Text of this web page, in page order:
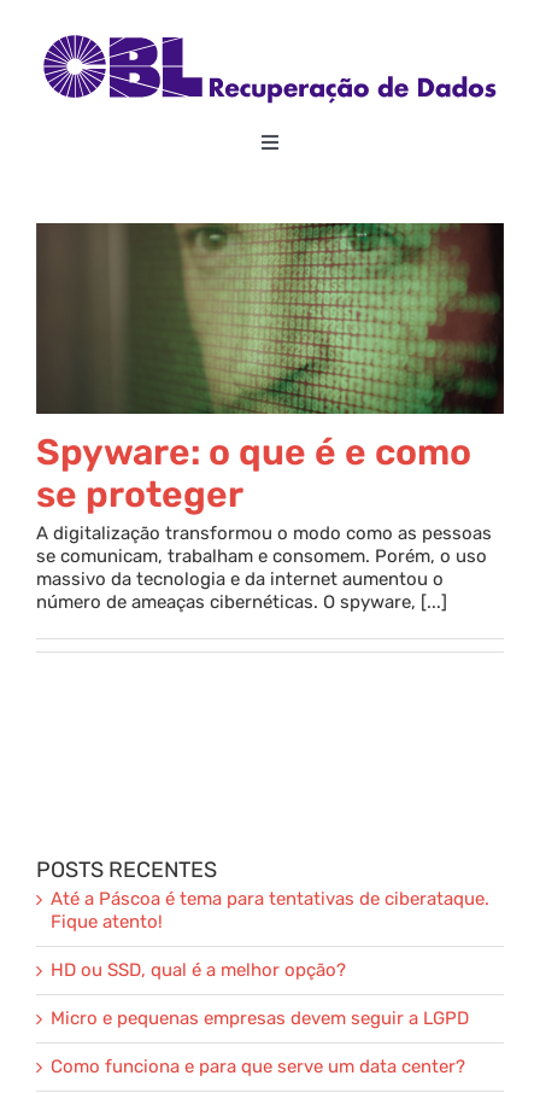
content
Toggle
Recuperação de Dados
Outros Serviços
Parceria
Spyware: o que é e como
se proteger
A digitalização transformou o modo como as pessoas
se comunicam, trabalham e consomem. Porém, o uso
massivo da tecnologia e da internet aumentou o
número de ameaças cibernéticas. O spyware, [...]
POSTS RECENTES
Até a Páscoa é tema para tentativas de ciberataque.
Fique atento!
HD ou SSD, qual é a melhor opção?
Micro e pequenas empresas devem seguir a LGPD
Como funciona e para que serve um data center?